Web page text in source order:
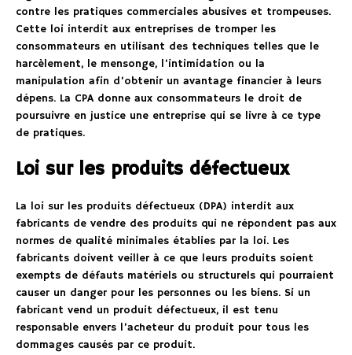
contre les pratiques commerciales abusives et trompeuses.
Cette loi interdit aux entreprises de tromper les
consommateurs en utilisant des techniques telles que le
harcèlement, le mensonge, l’intimidation ou la
manipulation afin d’obtenir un avantage financier à leurs
dépens. La CPA donne aux consommateurs le droit de
poursuivre en justice une entreprise qui se livre à ce type
de pratiques.
Loi sur les produits défectueux
La loi sur les produits défectueux (DPA) interdit aux
fabricants de vendre des produits qui ne répondent pas aux
normes de qualité minimales établies par la loi. Les
fabricants doivent veiller à ce que leurs produits soient
exempts de défauts matériels ou structurels qui pourraient
causer un danger pour les personnes ou les biens. Si un
fabricant vend un produit défectueux, il est tenu
responsable envers l’acheteur du produit pour tous les
dommages causés par ce produit.